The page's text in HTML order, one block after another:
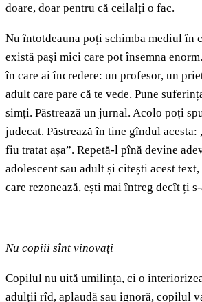
doare, doar pentru că ceilalți o fac.
Nu întotdeauna poți schimba mediul în
există pași mici care pot însemna
în care ai încredere: un profesor, un
adult care pare că te vede. Pune
simți. Păstrează un jurnal. Acolo poți
judecat. Păstrează în tine gîndul acesta:
fiu tratat așa”. Repetă-l pînă devine
adolescent sau adult și citești acest
care rezonează, ești mai întreg decît ți
Nu copiii sînt vinovați
Copilul nu uită umilința, ci o
adulții rîd, aplaudă sau ignoră, copilul